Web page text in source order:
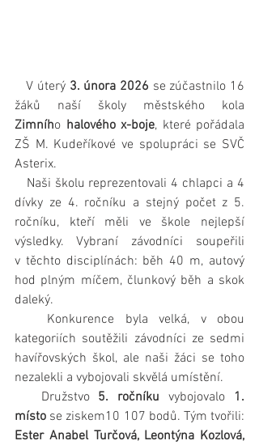
V úterý 3. února 2026 se zúčastnilo 16
Zimního halového x-boje, které pořádala
ZŠ M. Kudeříkové ve spolupráci se SVČ
Asterix.
Naši školu reprezentovali 4 chlapci a 4
dívky ze 4. ročníku a stejný počet z 5.
ročníku, kteří měli ve škole nejlepší
výsledky. Vybraní závodníci soupeřili
v těchto disciplínách: běh 40 m, autový
hod plným míčem, člunkový běh a skok
daleký.
Konkurence byla velká, v obou
kategoriích soutěžili závodníci ze sedmi
havířovských škol, ale naši žáci se toho
nezalekli a vybojovali skvělá umístění.
Družstvo 5. ročníku vybojovalo 1.
místo
Ester Anabel Turčová, Leontýna Kozlová,